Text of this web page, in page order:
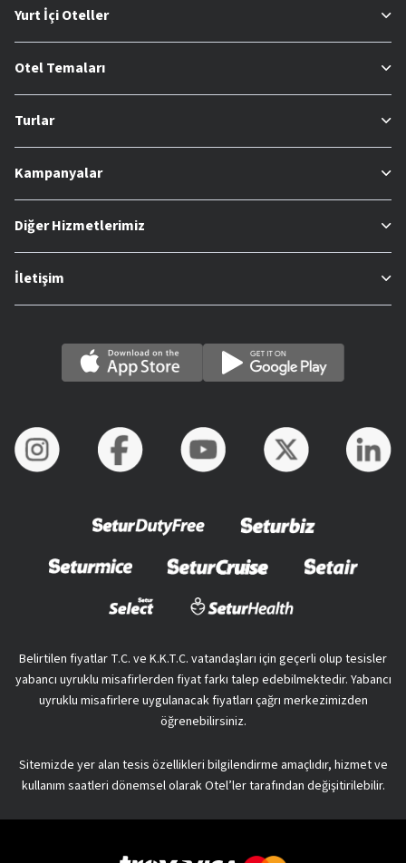
Yurt İçi Oteller
Otel Temaları
Turlar
Kampanyalar
Diğer Hizmetlerimiz
İletişim
Belirtilen fiyatlar T.C. ve K.K.T.C. vatandaşları için geçerli olup tesisler
yabancı uyruklu misafirlerden fiyat farkı talep edebilmektedir. Yabancı
uyruklu misafirlere uygulanacak fiyatları çağrı merkezimizden
öğrenebilirsiniz.
Sitemizde yer alan tesis özellikleri bilgilendirme amaçlıdır, hizmet ve
kullanım saatleri dönemsel olarak Otel’ler tarafından değişitirilebilir.